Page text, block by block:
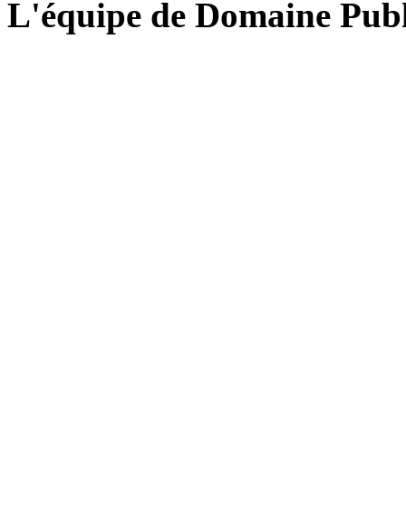
L'équipe de Domaine